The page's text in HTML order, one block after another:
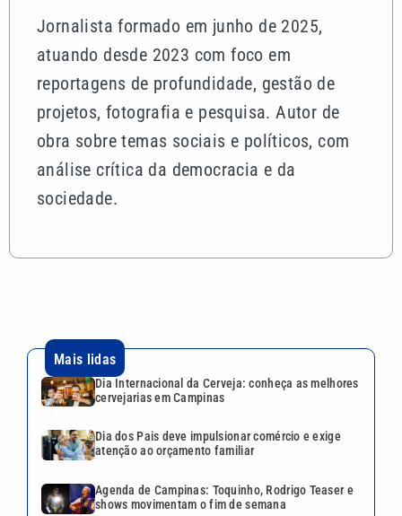
Jornalista formado em junho de 2025,
atuando desde 2023 com foco em
reportagens de profundidade, gestão de
projetos, fotografia e pesquisa. Autor de
obra sobre temas sociais e políticos, com
análise crítica da democracia e da
sociedade.
Mais lidas
Dia Internacional da Cerveja: conheça as melhores
cervejarias em Campinas
Dia dos Pais deve impulsionar comércio e exige
atenção ao orçamento familiar
Agenda de Campinas: Toquinho, Rodrigo Teaser e
shows movimentam o fim de semana